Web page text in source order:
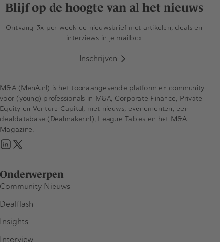
Blijf op de hoogte van al het nieuws
Ontvang 3x per week de nieuwsbrief met artikelen, deals en
interviews in je mailbox
Inschrijven
Onderwerpen
Community Nieuws
Dealflash
Insights
Interview
M&A (MenA.nl) is het toonaangevende platform en community
voor (young) professionals in M&A, Corporate Finance, Private
Equity en Venture Capital, met nieuws, evenementen, een
dealdatabase (Dealmaker.nl), League Tables en het M&A
Magazine.